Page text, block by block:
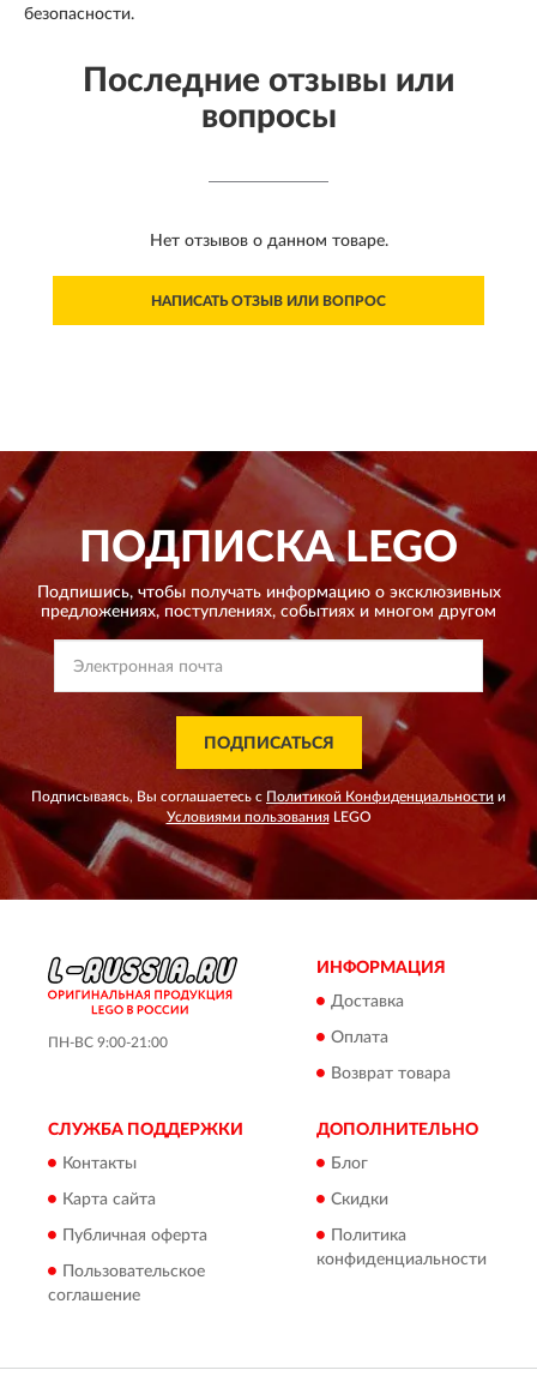
безопасности.
Последние отзывы или
вопросы
Нет отзывов о данном товаре.
НАПИСАТЬ ОТЗЫВ ИЛИ ВОПРОС
ПОДПИСКАLEGO
Подпишись, чтобы получать информацию о эксклюзивных
предложениях, поступлениях, событиях и многом другом
ПОДПИСАТЬСЯ
Подписываясь, Вы соглашаетесь с Политикой Конфиденциальности и
Условиями пользованияLEGO
ПН-ВС 9:00-21:00
ИНФОРМАЦИЯ
Доставка
Оплата
Возврат товара
СЛУЖБА ПОДДЕРЖКИ
Контакты
Карта сайта
Публичная оферта
Пользовательское
соглашение
ДОПОЛНИТЕЛЬНО
Блог
Скидки
Политика
конфиденциальности